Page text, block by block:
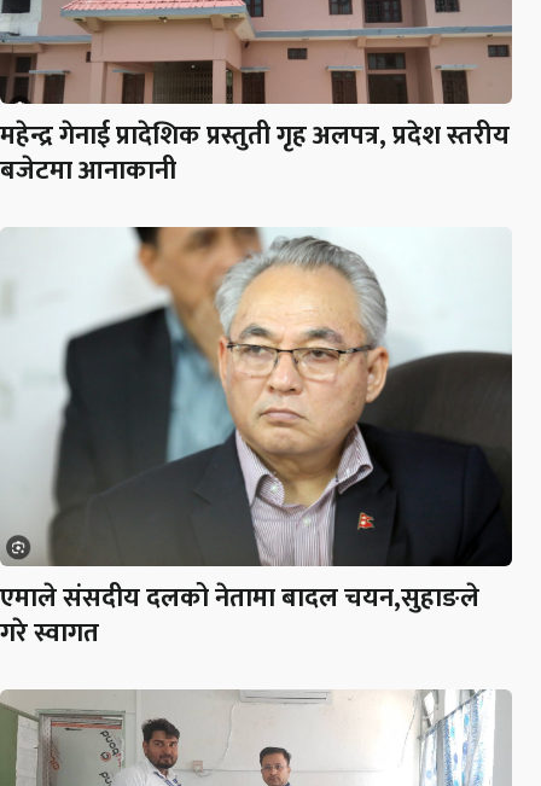
महेन्द्र गेनाई प्रादेशिक प्रस्तुती गृह अलपत्र, प्रदेश स्तरीय
बजेटमा आनाकानी
एमाले संसदीय दलको नेतामा बादल चयन,सुहाङले
गरे स्वागत